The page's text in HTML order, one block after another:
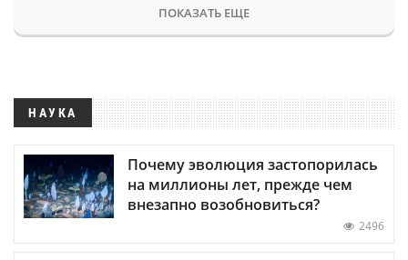
ПОКАЗАТЬ ЕЩЕ
НАУКА
Почему эволюция застопорилась
на миллионы лет, прежде чем
внезапно возобновиться?
2496